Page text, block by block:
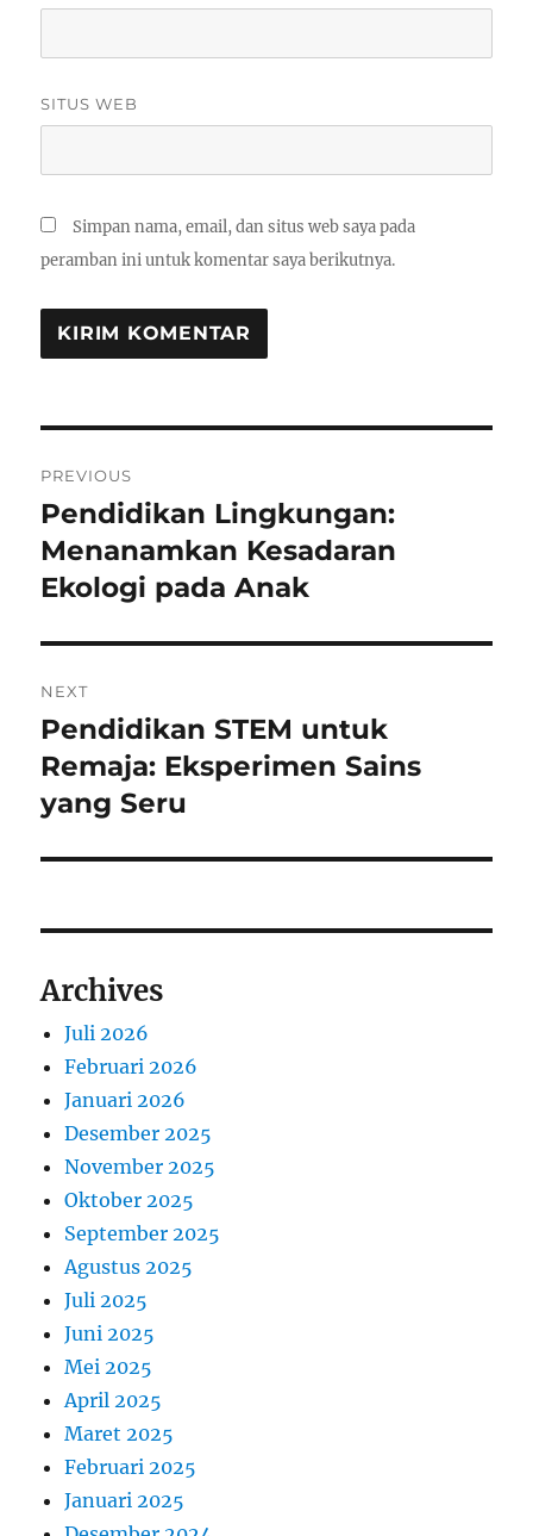
SITUS WEB
Simpan nama, email, dan situs web saya pada
peramban ini untuk komentar saya berikutnya.
pos
PREVIOUS
Previous
post:
Pendidikan Lingkungan:
Menanamkan Kesadaran
Ekologi pada Anak
NEXT
Next
post:
Pendidikan STEM untuk
Remaja: Eksperimen Sains
yang Seru
Archives
Juli 2026
Februari 2026
Januari 2026
Desember 2025
November 2025
Oktober 2025
September 2025
Agustus 2025
Juli 2025
Juni 2025
Mei 2025
April 2025
Maret 2025
Februari 2025
Januari 2025